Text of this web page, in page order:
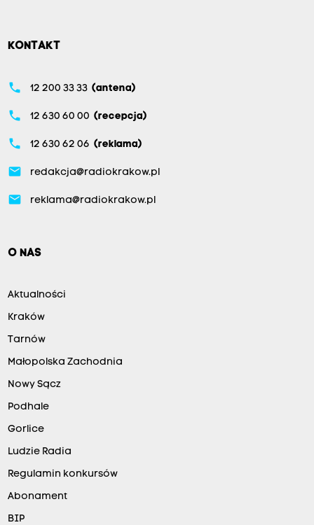
KONTAKT
phone 12 200 33 33 (antena)
phone 12 630 60 00 (recepcja)
phone 12 630 62 06 (reklama)
email redakcja@radiokrakow.pl
email reklama@radiokrakow.pl
O NAS
Aktualności
Kraków
Tarnów
Małopolska Zachodnia
Nowy Sącz
Podhale
Gorlice
Ludzie Radia
Regulamin konkursów
Abonament
BIP